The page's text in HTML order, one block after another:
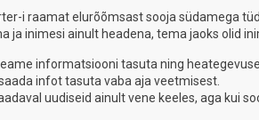
i raamat elurõõmsast sooja südamega
ja inimesi ainult headena, tema jaoks olid
informatsiooni tasuta ning
infot tasuta vaba aja veetmisest.
uudiseid ainult vene keeles, aga kui